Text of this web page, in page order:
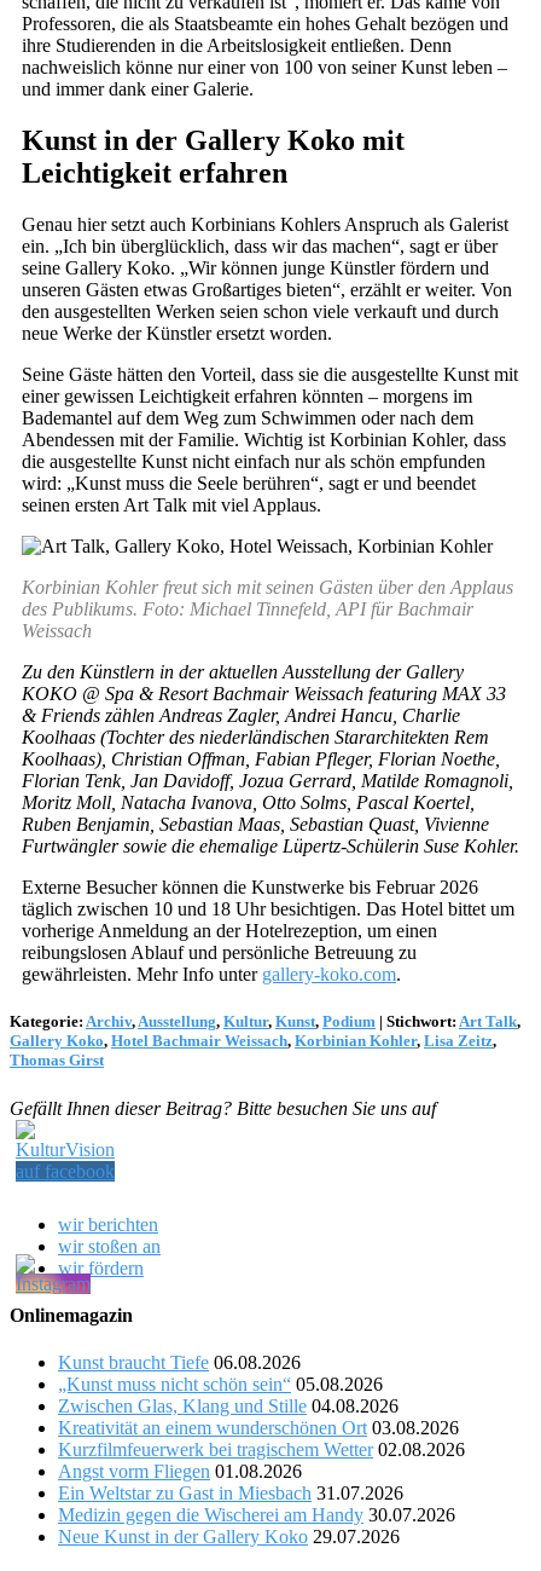
Professoren, die als Staatsbeamte ein hohes Gehalt bezögen und
ihre Studierenden in die Arbeitslosigkeit entließen. Denn
nachweislich könne nur einer von 100 von seiner Kunst leben –
und immer dank einer Galerie.
Kunst in der Gallery Koko mit
Leichtigkeit erfahren
Genau hier setzt auch Korbinians Kohlers Anspruch als Galerist
ein. „Ich bin überglücklich, dass wir das machen“, sagt er über
seine Gallery Koko. „Wir können junge Künstler fördern und
unseren Gästen etwas Großartiges bieten“, erzählt er weiter. Von
den ausgestellten Werken seien schon viele verkauft und durch
neue Werke der Künstler ersetzt worden.
Seine Gäste hätten den Vorteil, dass sie die ausgestellte Kunst mit
einer gewissen Leichtigkeit erfahren könnten – morgens im
Bademantel auf dem Weg zum Schwimmen oder nach dem
Abendessen mit der Familie. Wichtig ist Korbinian Kohler, dass
die ausgestellte Kunst nicht einfach nur als schön empfunden
wird: „Kunst muss die Seele berühren“, sagt er und beendet
seinen ersten Art Talk mit viel Applaus.
Korbinian Kohler freut sich mit seinen Gästen über den Applaus
des Publikums. Foto: Michael Tinnefeld, API für Bachmair
Weissach
Zu den Künstlern in der aktuellen Ausstellung der Gallery
KOKO @ Spa & Resort Bachmair Weissach featuring MAX 33
& Friends zählen Andreas Zagler, Andrei Hancu, Charlie
Koolhaas (Tochter des niederländischen Stararchitekten Rem
Koolhaas), Christian Offman, Fabian Pfleger, Florian Noethe,
Florian Tenk, Jan Davidoff, Jozua Gerrard, Matilde Romagnoli,
Moritz Moll, Natacha Ivanova, Otto Solms, Pascal Koertel,
Ruben Benjamin, Sebastian Maas, Sebastian Quast, Vivienne
Furtwängler sowie die ehemalige Lüpertz-Schülerin Suse Kohler.
Externe Besucher können die Kunstwerke bis Februar 2026
täglich zwischen 10 und 18 Uhr besichtigen. Das Hotel bittet um
vorherige Anmeldung an der Hotelrezeption, um einen
reibungslosen Ablauf und persönliche Betreuung zu
gewährleisten. Mehr Info unter gallery-koko.com.
Kategorie: Archiv,Ausstellung, Kultur, Kunst, Podium | Stichwort: Art Talk,
Gallery Koko, Hotel Bachmair Weissach, Korbinian Kohler, Lisa Zeitz,
Thomas Girst
Gefällt Ihnen dieser Beitrag? Bitte besuchen Sie uns auf
wir berichten
wir stoßen an
wir fördern
Onlinemagazin
Kunst braucht Tiefe 06.08.2026
„Kunst muss nicht schön sein“ 05.08.2026
Zwischen Glas, Klang und Stille 04.08.2026
Kreativität an einem wunderschönen Ort 03.08.2026
Kurzfilmfeuerwerk bei tragischem Wetter 02.08.2026
Angst vorm Fliegen 01.08.2026
Ein Weltstar zu Gast in Miesbach 31.07.2026
Medizin gegen die Wischerei am Handy 30.07.2026
Neue Kunst in der Gallery Koko 29.07.2026